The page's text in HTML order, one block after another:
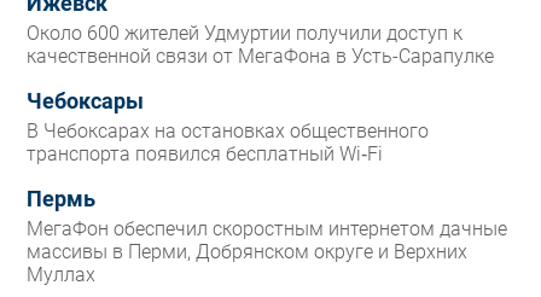
Около 600 жителей Удмуртии получили доступ к
качественной связи от МегаФона в Усть-Сарапулке
Чебоксары
В Чебоксарах на остановках общественного
транспорта появился бесплатный Wi‑Fi
Пермь
МегаФон обеспечил скоростным интернетом дачные
массивы в Перми, Добрянском округе и Верхних
Муллах